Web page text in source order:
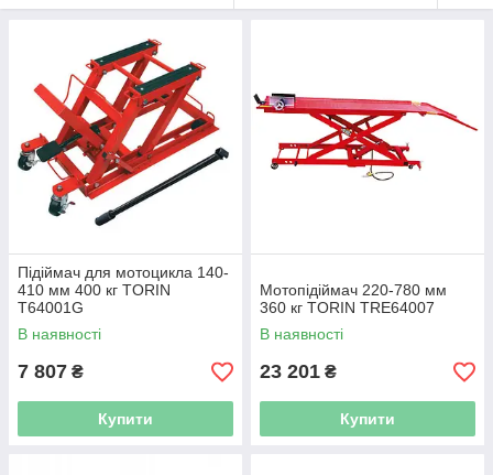
Підіймач для мотоцикла 140-
410 мм 400 кг TORIN
T64001G
В наявності
7 807 ₴
Купити
Мотопідіймач 220-780 мм
360 кг TORIN TRE64007
В наявності
23 201 ₴
Купити